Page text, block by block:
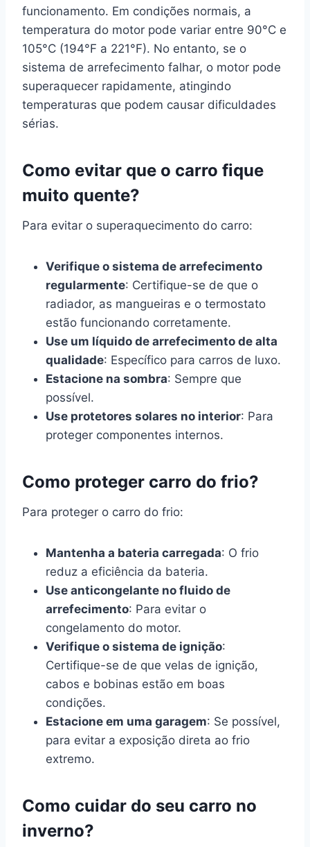
funcionamento. Em condições normais, a
temperatura do motor pode variar entre 90°C e
105°C (194°F a 221°F). No entanto, se o
sistema de arrefecimento falhar, o motor pode
superaquecer rapidamente, atingindo
temperaturas que podem causar dificuldades
sérias.
Como evitar que o carro fique
muito quente?
Para evitar o superaquecimento do carro:
Verifique o sistema de arrefecimento
regularmente: Certifique-se de que o
radiador, as mangueiras e o termostato
estão funcionando corretamente.
Use um líquido de arrefecimento de alta
qualidade: Específico para carros de luxo.
Estacione na sombra: Sempre que
possível.
Use protetores solares no interior: Para
proteger componentes internos.
Como proteger carro do frio?
Para proteger o carro do frio:
Mantenha a bateria carregada: O frio
reduz a eficiência da bateria.
Use anticongelante no fluido de
arrefecimento: Para evitar o
congelamento do motor.
Verifique o sistema de ignição:
Certifique-se de que velas de ignição,
cabos e bobinas estão em boas
condições.
Estacione em uma garagem: Se possível,
para evitar a exposição direta ao frio
extremo.
Como cuidar do seu carro no
inverno?